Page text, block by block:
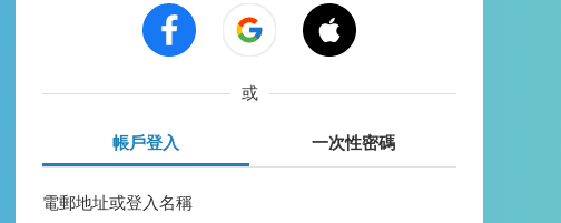
或
帳戶登入 一次性密碼
電郵地址或登入名稱